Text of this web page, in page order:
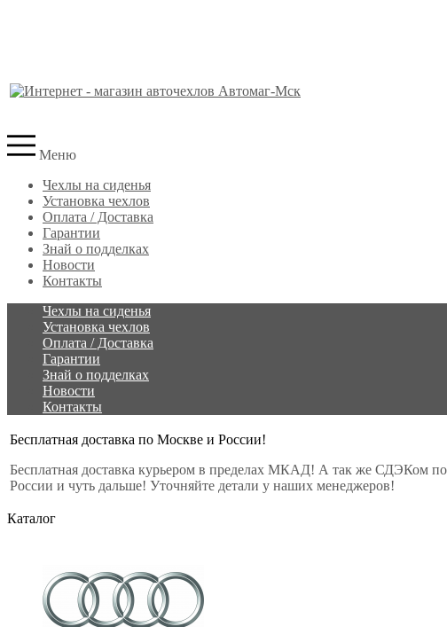
Меню
Чехлы на сиденья
Установка чехлов
Оплата / Доставка
Гарантии
Знай о подделках
Новости
Контакты
Чехлы на сиденья
Установка чехлов
Оплата / Доставка
Гарантии
Знай о подделках
Новости
Контакты
Бесплатная доставка по Москве и России!
Бесплатная доставка курьером в пределах МКАД! А так же СДЭКом по
России и чуть дальше! Уточняйте детали у наших менеджеров!
Каталог